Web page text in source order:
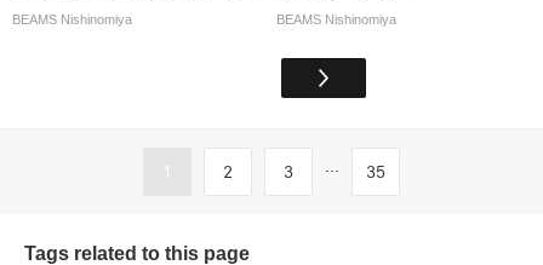
BEAMS Nishinomiya BEAMS Nishinomiya
1 2 3 ... 35
Tags related to this page